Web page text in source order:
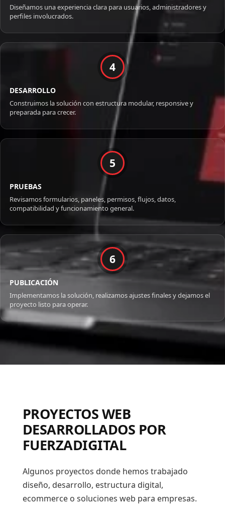
Diseñamos una experiencia clara para usuarios, administradores y
perfiles involucrados.
4
DESARROLLO
Construimos la solución con estructura modular, responsive y
preparada para crecer.
5
PRUEBAS
Revisamos formularios, paneles, permisos, flujos, datos,
compatibilidad y funcionamiento general.
6
PUBLICACIÓN
Implementamos la solución, realizamos ajustes finales y dejamos el
proyecto listo para operar.
PROYECTOS WEB
DESARROLLADOS POR
FUERZADIGITAL
Algunos proyectos donde hemos trabajado
diseño, desarrollo, estructura digital,
ecommerce o soluciones web para empresas.